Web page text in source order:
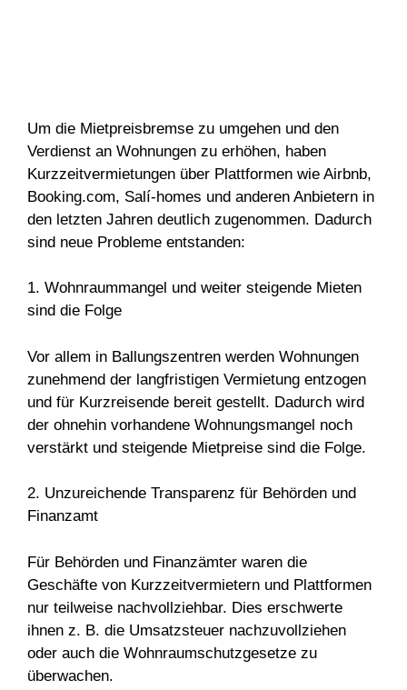
Um die Mietpreisbremse zu umgehen und den
Verdienst an Wohnungen zu erhöhen, haben
Kurzzeitvermietungen über Plattformen wie Airbnb,
Booking.com, Salí-homes und anderen Anbietern in
den letzten Jahren deutlich zugenommen. Dadurch
sind neue Probleme entstanden:
1. Wohnraummangel und weiter steigende Mieten
sind die Folge
Vor allem in Ballungszentren werden Wohnungen
zunehmend der langfristigen Vermietung entzogen
und für Kurzreisende bereit gestellt. Dadurch wird
der ohnehin vorhandene Wohnungsmangel noch
verstärkt und steigende Mietpreise sind die Folge.
2. Unzureichende Transparenz für Behörden und
Finanzamt
Für Behörden und Finanzämter waren die
Geschäfte von Kurzzeitvermietern und Plattformen
nur teilweise nachvollziehbar. Dies erschwerte
ihnen z. B. die Umsatzsteuer nachzuvollziehen
oder auch die Wohnraumschutzgesetze zu
überwachen.